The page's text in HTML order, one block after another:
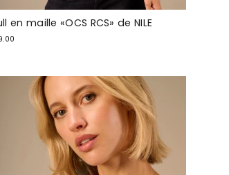
en maille «OCS RCS» de NILE